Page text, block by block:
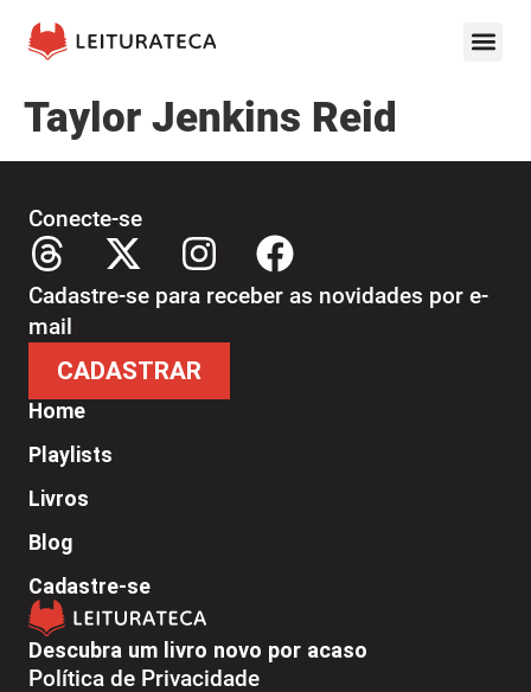
Taylor Jenkins Reid
Descubra um livro novo por acaso
Política de Privacidade
Home
Playlists
Livros
Blog
Cadastre-se
Conecte-se
Cadastre-se para receber as novidades por e-
mail
CADASTRAR